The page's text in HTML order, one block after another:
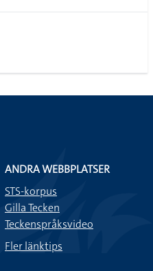
ANDRA WEBBPLATSER
STS-korpus
Gilla Tecken
Teckenspråksvideo
Fler länktips